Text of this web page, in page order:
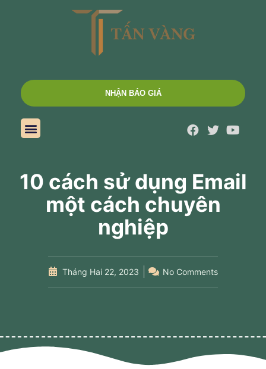
NHẬN BÁO GIÁ
10 cách sử dụng Email
một cách chuyên
nghiệp
Tháng Hai 22, 2023 No Comments